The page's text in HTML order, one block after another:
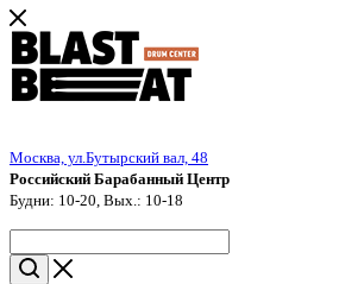
Москва, ул.Бутырский вал, 48
Российский Барабанный Центр
Будни: 10-20, Вых.: 10-18